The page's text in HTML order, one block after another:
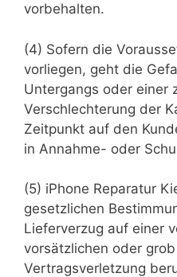
vorbehalten.
(4) Sofern die
vorliegen, geht die
Untergangs oder einer
Verschlechterung der
Zeitpunkt auf den
in Annahme- oder
(5) iPhone Reparatur
gesetzlichen
Lieferverzug auf einer
vorsätzlichen oder
Vertragsverletzung